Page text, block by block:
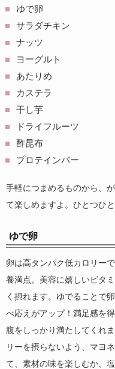
ゆで卵
サラダチキン
ナッツ
ヨーグルト
あたりめ
カステラ
干し芋
ドライフルーツ
酢昆布
プロテインバー
手軽につまめるものから、
て楽しめますよ。ひとつひ
ゆで卵
卵は高タンパク低カロリー
養満点。美容に嬉しいビタ
く摂れます。ゆでることで
べ応えがアップ！満足感を
腹をしっかり満たしてくれ
リーを摂らないよう、マヨ
て、素材の味を楽しむか、